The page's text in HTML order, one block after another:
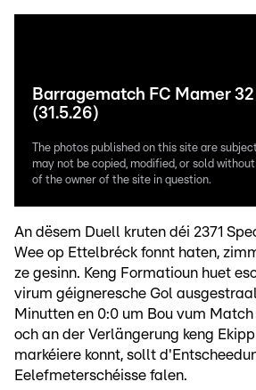
Barragematch FC Mamer 32
(31.5.26)
The photos published on this site are
may not be copied, modified, or sold
of the owner of the site in question.
An dësem Duell kruten déi 2371
Wee op Ettelbréck fonnt haten,
ze gesinn. Keng Formatioun huet
virum géigneresche Gol
Minutten en 0:0 um Bou vum
och an der Verlängerung keng
markéiere konnt, sollt
Eelefmeterschéisse falen.